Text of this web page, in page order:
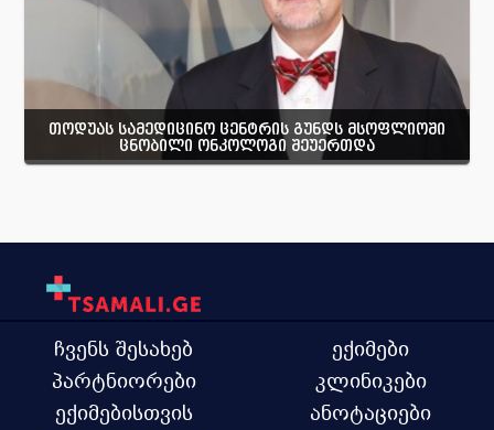
თოდუას სამედიცინო ცენტრის გუნდს მსოფლიოში
ცნობილი ონკოლოგი შეუერთდა
ჩვენს შესახებ
პარტნიორები
ექიმებისთვის
ექიმები
კლინიკები
ანოტაციები